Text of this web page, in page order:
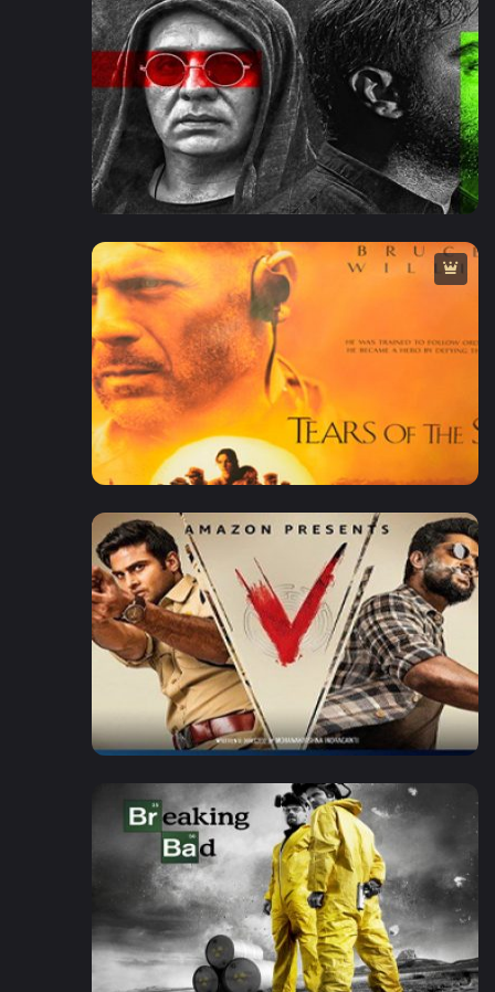
1:30
2020
2018
6.2
1:58
2020